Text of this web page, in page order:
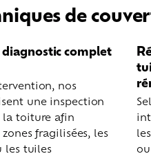
de
complet
nos
une inspection
la toiture afin
fragilisées, les
les tuiles